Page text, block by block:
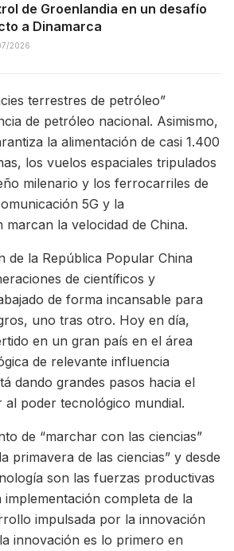
de Groenlandia en un desafío
a Dinamarca
2026
terrestres de petróleo”
de petróleo nacional. Asimismo,
la alimentación de casi 1.400
los vuelos espaciales tripulados
milenario y los ferrocarriles de
5G y la
la velocidad de China.
de la República Popular China
de científicos y
de forma incansable para
uno tras otro. Hoy en día,
en un gran país en el área
de relevante influencia
dando grandes pasos hacia el
al poder tecnológico mundial.
de “marchar con las ciencias”
primavera de las ciencias” y desde
son las fuerzas productivas
implementación completa de la
impulsada por la innovación
innovación es lo primero en